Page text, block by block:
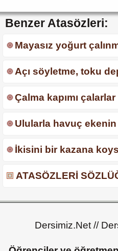
Benzer Atasözleri:
Mayasız yoğurt
Açı söyletme, toku
Çalma kapımı çalarlar
Ulularla havuç
İkisini bir kazana
ATASÖZLERİ
Dersimiz.Net //